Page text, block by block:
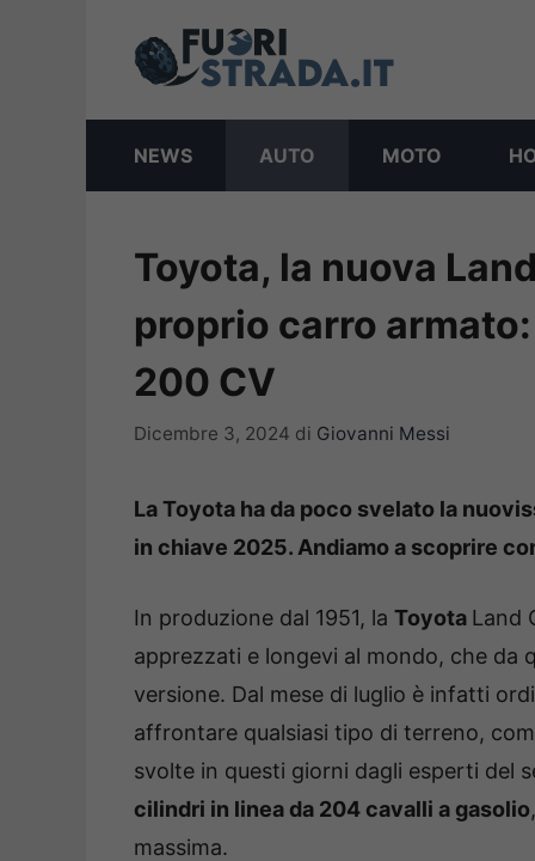
NEWS AUTO MOTO
Toyota, la nuova
proprio carro
200 CV
Dicembre 3, 2024 di Giovanni Messi
La Toyota ha da poco svelato la
in chiave 2025. Andiamo a scoprire
In produzione dal 1951, la Toyota Land
apprezzati e longevi al mondo, che da
versione. Dal mese di luglio è infatti
affrontare qualsiasi tipo di terreno,
svolte in questi giorni dagli esperti del
cilindri in linea da 204 cavalli a gasolio
massima.